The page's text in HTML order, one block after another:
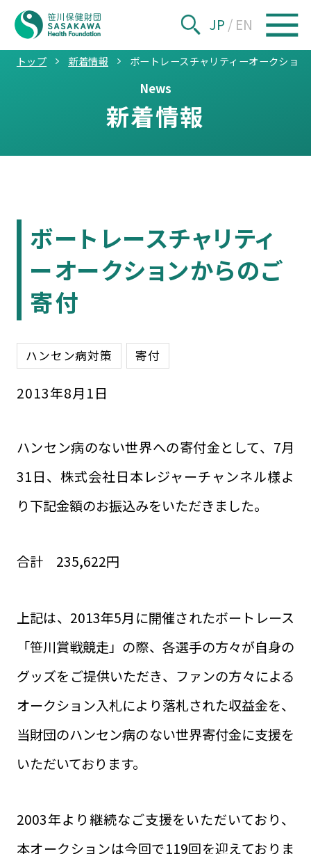
JP / EN
トップ 新着情報 ボートレースチャリティーオークショ
News
新着情報
ボートレースチャリティ
ーオークションからのご
寄付
ハンセン病対策 寄付
2013年8月 1日
ハンセン病のない世界への寄付金として、7月
31日、株式会社日本レジャーチャンネル様よ
り下記金額のお振込みをいただきました。
合計 235,622円
上記は、2013年5月に開催されたボートレース
「笹川賞戦競走」の際、各選手の方々が自身の
グッズをご提供いただき、ファンの方々による
オークション入札により落札された収益金を、
当財団のハンセン病のない世界寄付金に支援を
いただいております。
2003年より継続なご支援をいただいており、
本オークションは今回で119回を迎えておりま